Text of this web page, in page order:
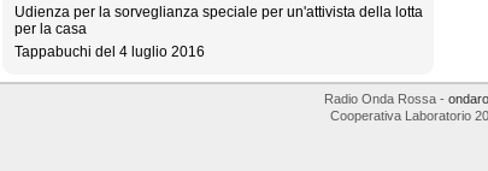
Udienza per la sorveglianza speciale per un'attivista della lotta
per la casa
Tappabuchi del 4 luglio 2016
Radio Onda Rossa-
Cooperativa Laboratorio